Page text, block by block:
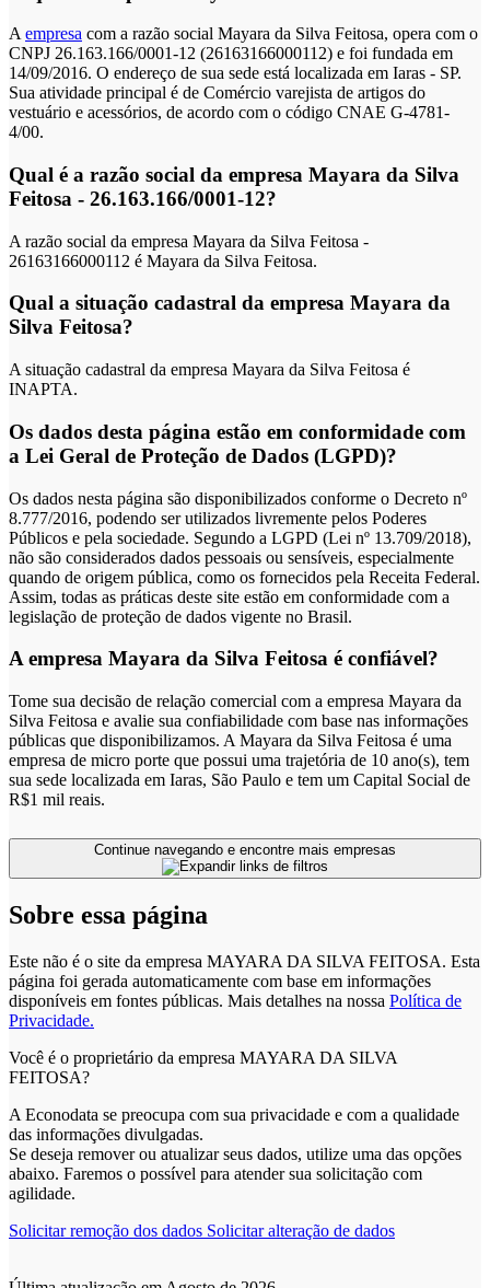
A empresa com a razão social Mayara da Silva Feitosa, opera com o
CNPJ 26.163.166/0001-12 (26163166000112) e foi fundada em
14/09/2016. O endereço de sua sede está localizada em Iaras - SP.
Sua atividade principal é de Comércio varejista de artigos do
vestuário e acessórios, de acordo com o código CNAE G-4781-
4/00.
Qual é a razão social da empresa Mayara da Silva
Feitosa - 26.163.166/0001-12?
A razão social da empresa Mayara da Silva Feitosa -
26163166000112 é Mayara da Silva Feitosa.
Qual a situação cadastral da empresa Mayara da
Silva Feitosa?
A situação cadastral da empresa Mayara da Silva Feitosa é
INAPTA.
Os dados desta página estão em conformidade com
a Lei Geral de Proteção de Dados (LGPD)?
Os dados nesta página são disponibilizados conforme o Decreto nº
8.777/2016, podendo ser utilizados livremente pelos Poderes
Públicos e pela sociedade. Segundo a LGPD (Lei nº 13.709/2018),
não são considerados dados pessoais ou sensíveis, especialmente
quando de origem pública, como os fornecidos pela Receita Federal.
Assim, todas as práticas deste site estão em conformidade com a
legislação de proteção de dados vigente no Brasil.
A empresa Mayara da Silva Feitosa é confiável?
Tome sua decisão de relação comercial com a empresa Mayara da
Silva Feitosa e avalie sua confiabilidade com base nas informações
públicas que disponibilizamos. A Mayara da Silva Feitosa é uma
empresa de micro porte que possui uma trajetória de 10 ano(s), tem
sua sede localizada em Iaras, São Paulo e tem um Capital Social de
R$1 mil reais.
Sobre essa página
Este não é o site da empresa MAYARA DA SILVA FEITOSA. Esta
página foi gerada automaticamente com base em informações
disponíveis em fontes públicas. Mais detalhes na nossa Política de
Privacidade.
Você é o proprietário da empresa MAYARA DA SILVA
FEITOSA?
A Econodata se preocupa com sua privacidade e com a qualidade
das informações divulgadas.
Se deseja remover ou atualizar seus dados, utilize uma das opções
abaixo. Faremos o possível para atender sua solicitação com
agilidade.
Solicitar remoção dos dados Solicitar alteração de dados